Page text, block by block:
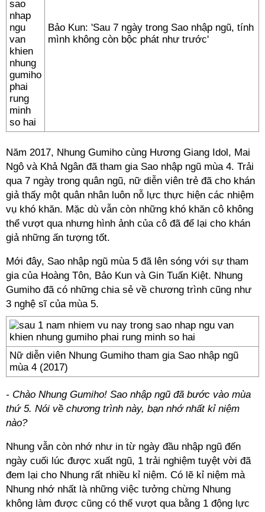
Bảo Kun: 'Sau 7 ngày trong Sao nhập ngũ, tính
mình không còn bộc phát như trước'
Năm 2017, Nhung Gumiho cùng Hương Giang Idol, Mai
Ngô và Khả Ngân đã tham gia Sao nhập ngũ mùa 4. Trải
qua 7 ngày trong quân ngũ, nữ diễn viên trẻ đã cho khán
giả thấy một quân nhân luôn nỗ lực thực hiện các nhiệm
vụ khó khăn. Mặc dù vẫn còn những khó khăn cô không
thể vượt qua nhưng hình ảnh của cô đã để lại cho khán
giả những ấn tượng tốt.
Mới đây, Sao nhập ngũ mùa 5 đã lên sóng với sự tham
gia của Hoàng Tôn, Bảo Kun và Gin Tuấn Kiệt. Nhung
Gumiho đã có những chia sẻ về chương trình cũng như
3 nghệ sĩ của mùa 5.
Nữ diễn viên Nhung Gumiho tham gia Sao nhập ngũ
mùa 4 (2017)
- Chào Nhung Gumiho! Sao nhập ngũ đã bước vào mùa
thứ 5. Nói về chương trình này, bạn nhớ nhất kỉ niệm
nào?
Nhung vẫn còn nhớ như in từ ngày đầu nhập ngũ đến
ngày cuối lúc được xuất ngũ, 1 trải nghiệm tuyệt vời đã
đem lại cho Nhung rất nhiều kỉ niệm. Có lẽ kỉ niệm mà
Nhung nhớ nhất là những việc tưởng chừng Nhung
không làm được cũng có thể vượt qua bằng 1 động lực